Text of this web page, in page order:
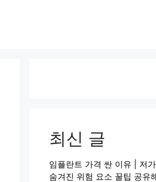
최신 글
임플란트 가격 싼 이유 | 저
숨겨진 위험 요소 꿀팁 공유